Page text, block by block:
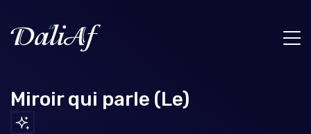
Miroir qui parle (Le)